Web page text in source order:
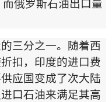
而俄罗斯石油出口量
三分之一。随着西
扣，印度的进口费
应国变成了次大陆
口石油来满足其高